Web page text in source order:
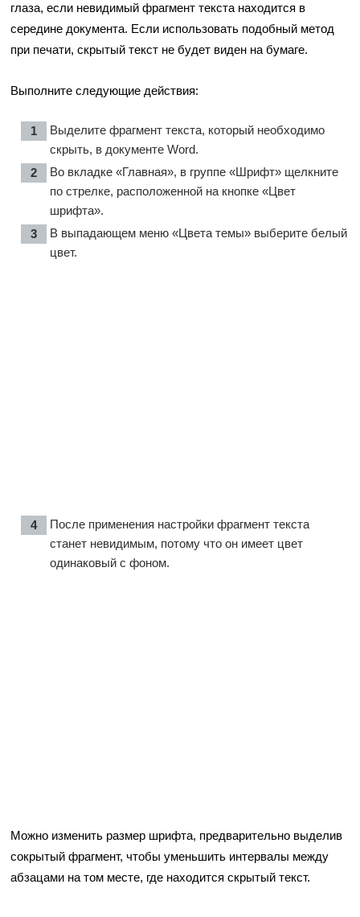
глаза, если невидимый фрагмент текста находится в
середине документа. Если использовать подобный метод
при печати, скрытый текст не будет виден на бумаге.
Выполните следующие действия:
Выделите фрагмент текста, который необходимо
скрыть, в документе Word.
Во вкладке «Главная», в группе «Шрифт» щелкните
по стрелке, расположенной на кнопке «Цвет
шрифта».
В выпадающем меню «Цвета темы» выберите белый
цвет.
После применения настройки фрагмент текста
станет невидимым, потому что он имеет цвет
одинаковый с фоном.
Можно изменить размер шрифта, предварительно выделив
сокрытый фрагмент, чтобы уменьшить интервалы между
абзацами на том месте, где находится скрытый текст.